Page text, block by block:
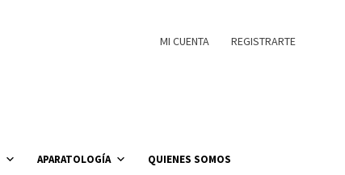
MI CUENTA REGISTRARTE
APARATOLOGÍA QUIENES SOMOS